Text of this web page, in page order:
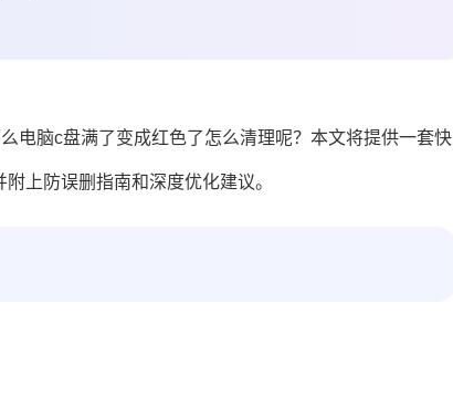
电脑c盘满了变成红色了怎么清理呢？本文将提供一套快
上防误删指南和深度优化建议。